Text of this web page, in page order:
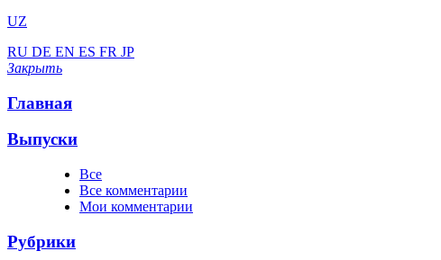
UZ
RU DE EN ES FR JP
Закрыть
Главная
Выпуски
Все
Все комментарии
Мои комментарии
Рубрики